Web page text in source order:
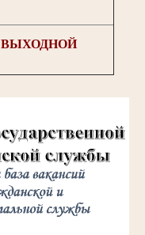
ВЫХОДНОЙ